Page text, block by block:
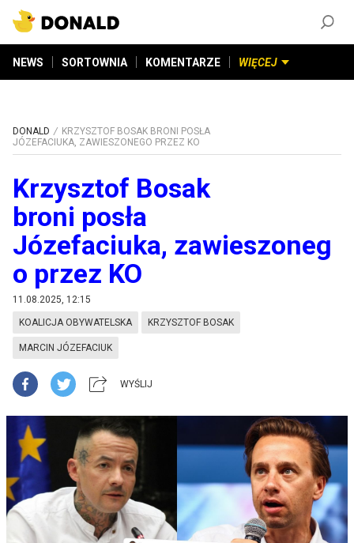
NEWS SORTOWNIA KOMENTARZE WIĘCEJ
DONALD
KRZYSZTOF BOSAK BRONI POSŁA
JÓZEFACIUKA, ZAWIESZONEGO PRZEZ KO
Krzysztof Bosak
broni posła
Józefaciuka, zawieszoneg
o przez KO
11.08.2025, 12:15
KOALICJA OBYWATELSKA KRZYSZTOF BOSAK
MARCIN JÓZEFACIUK
WYŚLIJ